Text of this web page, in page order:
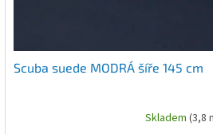
Scuba suede MODRÁ šíře 145 cm
Skladem (3,8